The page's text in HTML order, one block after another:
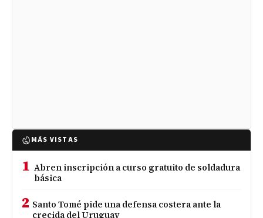
MÁS VISTAS
1 Abren inscripción a curso gratuito de soldadura
básica
2 Santo Tomé pide una defensa costera ante la
crecida del Uruguay